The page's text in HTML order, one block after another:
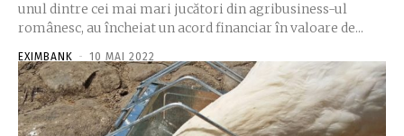
unul dintre cei mai mari jucători din agribusiness-ul
românesc, au încheiat un acord financiar în valoare de...
EXIMBANK - 10 MAI 2022